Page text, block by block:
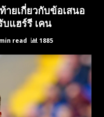
ยเกี่ยวกับข้อเสนอ
แฮร์รี เคน
read 1885